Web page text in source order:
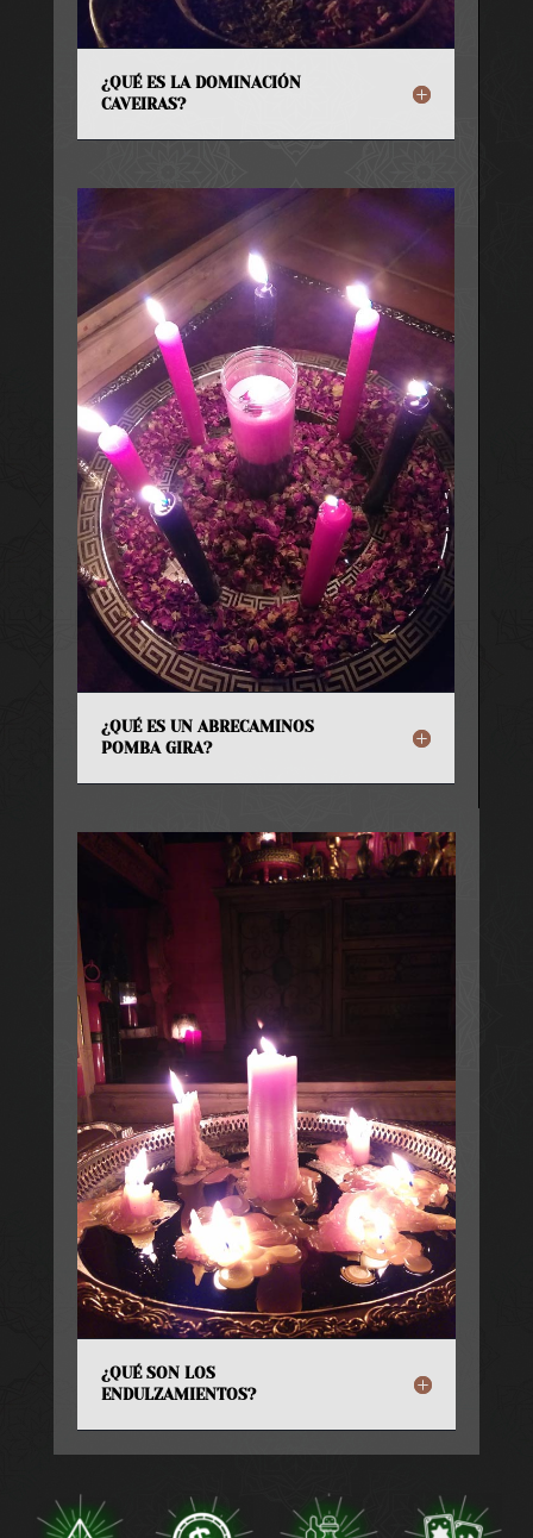
¿QUÉ ES LA DOMINACIÓN
CAVEIRAS?
¿QUÉ ES UN ABRECAMINOS
POMBA GIRA?
¿QUÉ SON LOS
ENDULZAMIENTOS?